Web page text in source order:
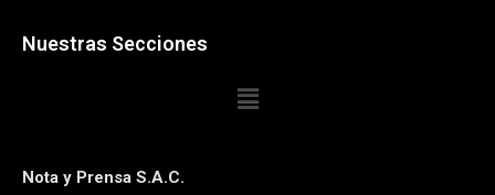
Nuestras Secciones
Nota y Prensa S.A.C.